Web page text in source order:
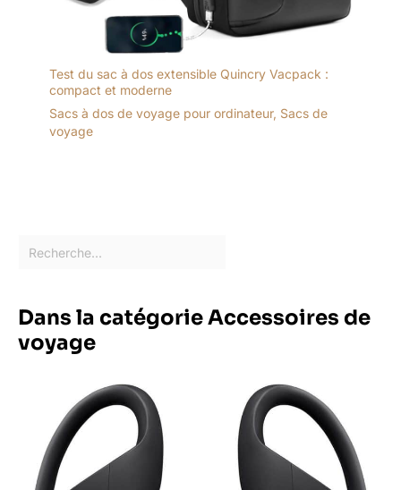
Test du sac à dos extensible Quincry Vacpack :
compact et moderne
Sacs à dos de voyage pour ordinateur, Sacs de
voyage
Dans la catégorie Accessoires de
voyage